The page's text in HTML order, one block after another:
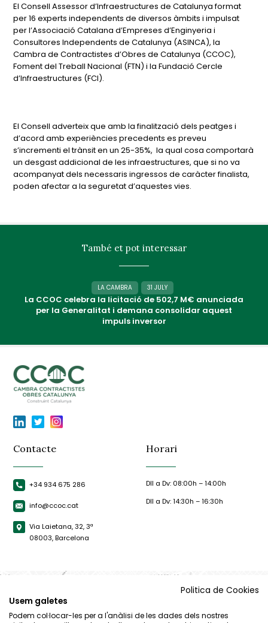
El Consell Assessor d’Infraestructures de Catalunya format
per 16 experts independents de diversos àmbits i impulsat
per l’Associació Catalana d’Empreses d’Enginyeria i
Consultores Independents de Catalunya (ASINCA), la
Cambra de Contractistes d’Obres de Catalunya (CCOC),
Foment del Treball Nacional (FTN) i la Fundació Cercle
d’Infraestructures (FCI).
El Consell adverteix que amb la finalització dels peatges i
d’acord amb experiències precedents es preveu
s’incrementi el trànsit en un 25-35%, la qual cosa comportarà
un desgast addicional de les infraestructures, que si no va
acompanyat dels necessaris ingressos de caràcter finalista,
poden afectar a la seguretat d’aquestes vies.
També et pot interessar
LA CAMBRA 31 JULY
La CCOC celebra la licitació de 502,7 M€ anunciada
per la Generalitat i demana consolidar aquest
impuls inversor
Contacte
+34 934 675 286
info@ccoc.cat
Via Laietana, 32, 3ª
08003, Barcelona
Horari
Dll a Dv: 08:00h – 14:00h
Dll a Dv: 14:30h – 16:30h
Politica de Cookies
Usem galetes
Podem col·locar-les per a l'anàlisi de les dades dels nostres